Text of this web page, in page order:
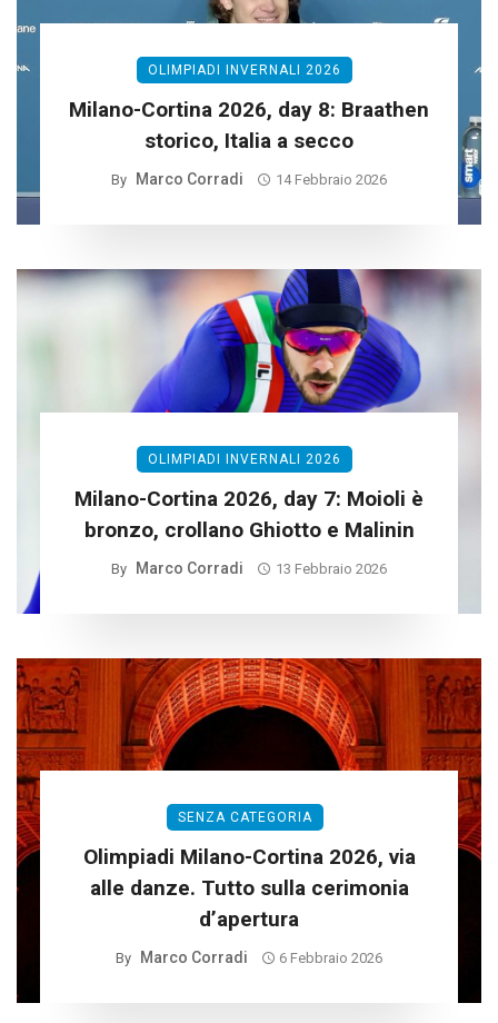
OLIMPIADI INVERNALI 2026
Milano-Cortina 2026, day 8: Braathen
storico, Italia a secco
By Marco Corradi 14 Febbraio 2026
OLIMPIADI INVERNALI 2026
Milano-Cortina 2026, day 7: Moioli è
bronzo, crollano Ghiotto e Malinin
By Marco Corradi 13 Febbraio 2026
SENZA CATEGORIA
Olimpiadi Milano-Cortina 2026, via
alle danze. Tutto sulla cerimonia
d’apertura
By Marco Corradi 6 Febbraio 2026